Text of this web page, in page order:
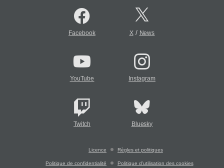
Facebook X/ News
YouTube Instagram
Twitch Bluesky
Licence Règles et politiques
Politique de confidentialité Politique d'utilisation des cookies